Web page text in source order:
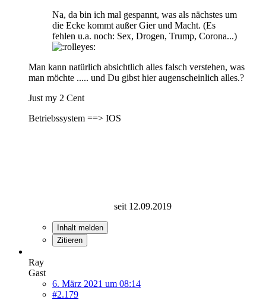
Na, da bin ich mal gespannt, was als nächstes um
die Ecke kommt außer Gier und Macht. (Es
fehlen u.a. noch: Sex, Drogen, Trump, Corona...)
Man kann natürlich absichtlich alles falsch verstehen, was
man möchte ..... und Du gibst hier augenscheinlich alles.?
Just my 2 Cent
Betriebssystem ==> IOS
seit 12.09.2019
Inhalt melden
Zitieren
Ray
Gast
6. März 2021 um 08:14
#2.179